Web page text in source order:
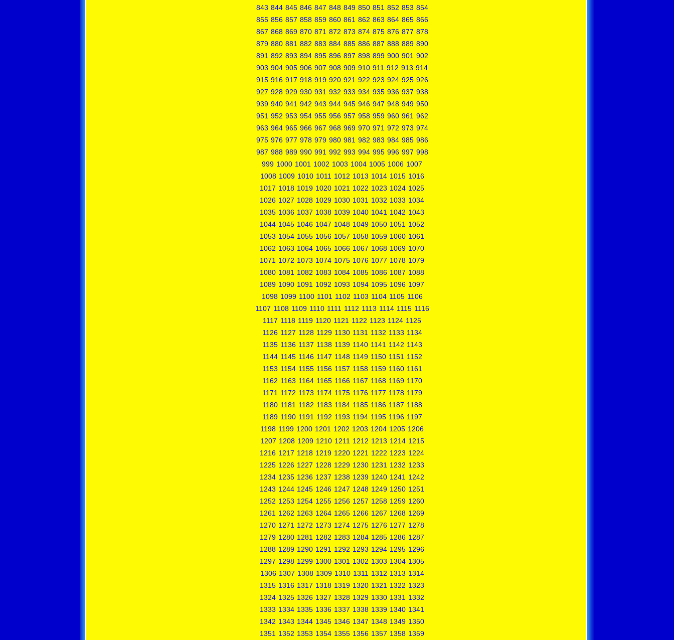
843 844 845 846 847 848 849 850 851 852 853 854
855 856 857 858 859 860 861 862 863 864 865 866
867 868 869 870 871 872 873 874 875 876 877 878
879 880 881 882 883 884 885 886 887 888 889 890
891 892 893 894 895 896 897 898 899 900 901 902
903 904 905 906 907 908 909 910 911 912 913 914
915 916 917 918 919 920 921 922 923 924 925 926
927 928 929 930 931 932 933 934 935 936 937 938
939 940 941 942 943 944 945 946 947 948 949 950
951 952 953 954 955 956 957 958 959 960 961 962
963 964 965 966 967 968 969 970 971 972 973 974
975 976 977 978 979 980 981 982 983 984 985 986
987 988 989 990 991 992 993 994 995 996 997 998
999 1000 1001 1002 1003 1004 1005 1006 1007
1008 1009 1010 1011 1012 1013 1014 1015 1016
1017 1018 1019 1020 1021 1022 1023 1024 1025
1026 1027 1028 1029 1030 1031 1032 1033 1034
1035 1036 1037 1038 1039 1040 1041 1042 1043
1044 1045 1046 1047 1048 1049 1050 1051 1052
1053 1054 1055 1056 1057 1058 1059 1060 1061
1062 1063 1064 1065 1066 1067 1068 1069 1070
1071 1072 1073 1074 1075 1076 1077 1078 1079
1080 1081 1082 1083 1084 1085 1086 1087 1088
1089 1090 1091 1092 1093 1094 1095 1096 1097
1098 1099 1100 1101 1102 1103 1104 1105 1106
1107 1108 1109 1110 1111 1112 1113 1114 1115 1116
1117 1118 1119 1120 1121 1122 1123 1124 1125
1126 1127 1128 1129 1130 1131 1132 1133 1134
1135 1136 1137 1138 1139 1140 1141 1142 1143
1144 1145 1146 1147 1148 1149 1150 1151 1152
1153 1154 1155 1156 1157 1158 1159 1160 1161
1162 1163 1164 1165 1166 1167 1168 1169 1170
1171 1172 1173 1174 1175 1176 1177 1178 1179
1180 1181 1182 1183 1184 1185 1186 1187 1188
1189 1190 1191 1192 1193 1194 1195 1196 1197
1198 1199 1200 1201 1202 1203 1204 1205 1206
1207 1208 1209 1210 1211 1212 1213 1214 1215
1216 1217 1218 1219 1220 1221 1222 1223 1224
1225 1226 1227 1228 1229 1230 1231 1232 1233
1234 1235 1236 1237 1238 1239 1240 1241 1242
1243 1244 1245 1246 1247 1248 1249 1250 1251
1252 1253 1254 1255 1256 1257 1258 1259 1260
1261 1262 1263 1264 1265 1266 1267 1268 1269
1270 1271 1272 1273 1274 1275 1276 1277 1278
1279 1280 1281 1282 1283 1284 1285 1286 1287
1288 1289 1290 1291 1292 1293 1294 1295 1296
1297 1298 1299 1300 1301 1302 1303 1304 1305
1306 1307 1308 1309 1310 1311 1312 1313 1314
1315 1316 1317 1318 1319 1320 1321 1322 1323
1324 1325 1326 1327 1328 1329 1330 1331 1332
1333 1334 1335 1336 1337 1338 1339 1340 1341
1342 1343 1344 1345 1346 1347 1348 1349 1350
1351 1352 1353 1354 1355 1356 1357 1358 1359